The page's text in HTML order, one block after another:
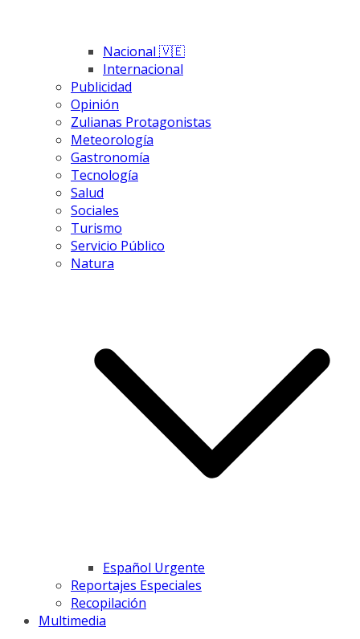
Nacional 🇻🇪
Internacional
Publicidad
Opinión
Zulianas Protagonistas
Meteorología
Gastronomía
Tecnología
Salud
Sociales
Turismo
Servicio Público
Natura
Español Urgente
Reportajes Especiales
Recopilación
Multimedia